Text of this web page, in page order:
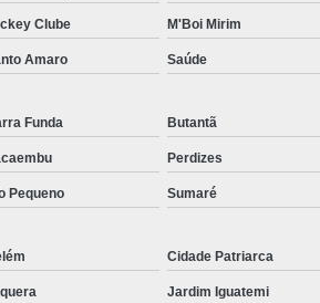
Nano
Nano
Pigmentação Capilar 3d
Pigmentação Capilar em
Pigmentação de Cabelo
Pigmentação na Careca
Clube M'Boi Mirim
Amaro Saúde
Funda Butantã
Perdizes
Pequeno Sumaré
Cidade Patriarca
Jardim Iguatemi